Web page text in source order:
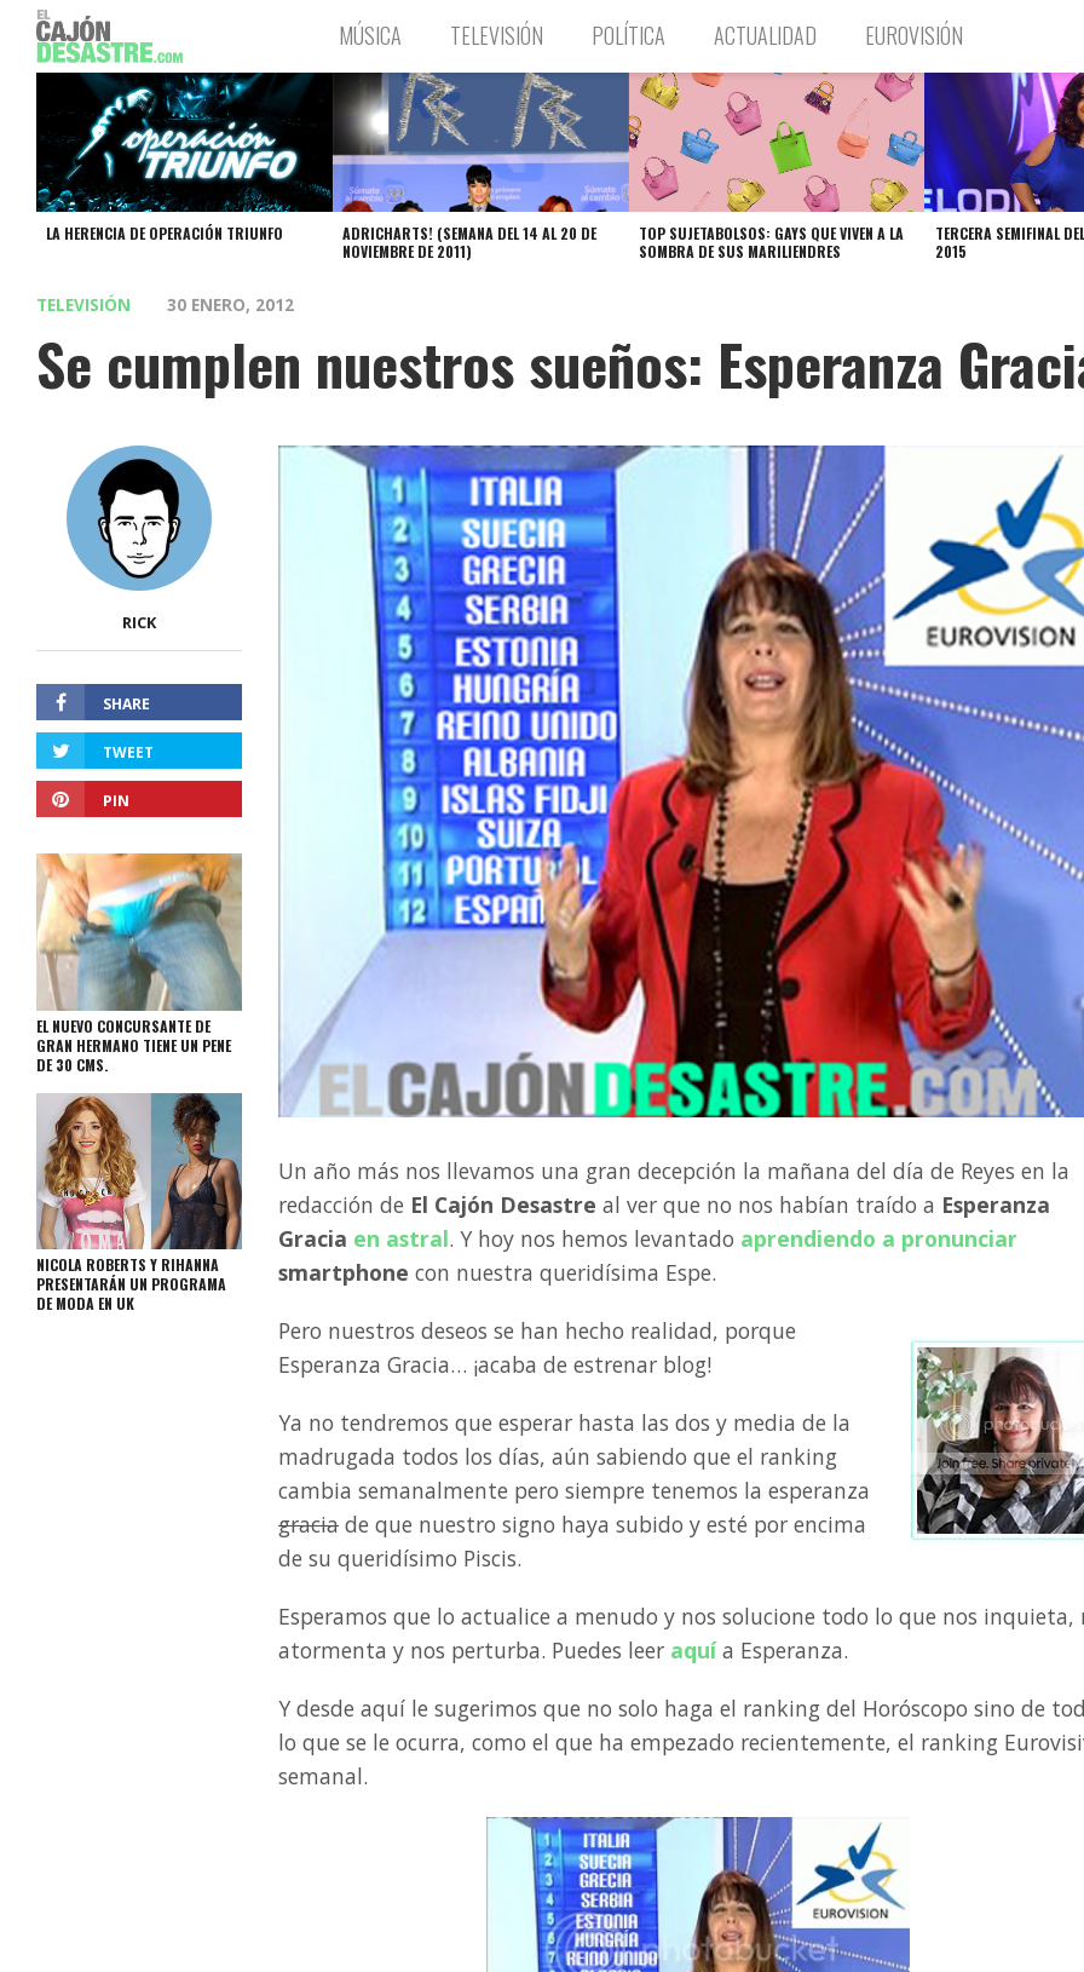
MÚSICA TELEVISIÓN POLÍTICA ACTUALIDAD EUROVISIÓN
LA HERENCIA DE OPERACIÓN TRIUNFO
ADRICHARTS! (SEMANA DEL 14 AL 20 DE
NOVIEMBRE DE 2011)
TOP SUJETABOLSOS: GAYS QUE VIVEN A LA
SOMBRA DE SUS MARILIENDRES
TERCERA SEMIFINAL
2015
TELEVISIÓN 30 ENERO, 2012
Se cumplen nuestros sueños: Esperanza
RICK
SHARE
TWEET
PIN
EL NUEVO CONCURSANTE DE
GRAN HERMANO TIENE UN PENE
DE 30 CMS.
NICOLA ROBERTS Y RIHANNA
PRESENTARÁN UN PROGRAMA
DE MODA EN UK
Un año más nos llevamos una gran decepción la mañana del día de Reyes en la
redacción de El Cajón Desastre al ver que no nos habían traído a Esperanza
Gracia en astral. Y hoy nos hemos levantado aprendiendo a pronunciar
smartphone con nuestra queridísima Espe.
Pero nuestros deseos se han hecho realidad, porque
Esperanza Gracia… ¡acaba de estrenar blog!
Ya no tendremos que esperar hasta las dos y media de la
madrugada todos los días, aún sabiendo que el ranking
cambia semanalmente pero siempre tenemos la esperanza
gracia de que nuestro signo haya subido y esté por encima
de su queridísimo Piscis.
Esperamos que lo actualice a menudo y nos solucione todo lo que nos inquieta,
atormenta y nos perturba. Puedes leer aquía Esperanza.
Y desde aquí le sugerimos que no solo haga el ranking del Horóscopo sino de
lo que se le ocurra, como el que ha empezado recientemente, el ranking
semanal.